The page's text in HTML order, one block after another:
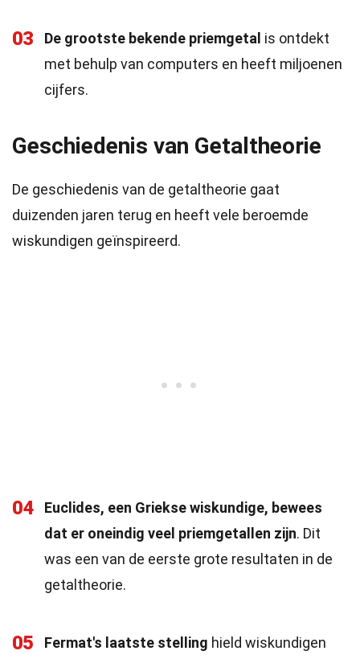
03 De grootste bekende priemgetal is ontdekt
met behulp van computers en heeft miljoenen
cijfers.
Geschiedenis van Getaltheorie
De geschiedenis van de getaltheorie gaat
duizenden jaren terug en heeft vele beroemde
wiskundigen geïnspireerd.
04
Euclides, een Griekse wiskundige, bewees
dat er oneindig veel priemgetallen zijn. Dit
was een van de eerste grote resultaten in de
getaltheorie.
05 Fermat's laatste stelling hield wiskundigen